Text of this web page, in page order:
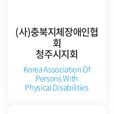
(사)충북지체장애인협
회
청주시지회
Korea Association Of
Persons With
Physical Disabilities